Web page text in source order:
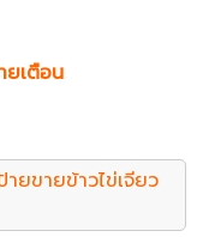
เตือน
ายขายข้าวไข่เจียว